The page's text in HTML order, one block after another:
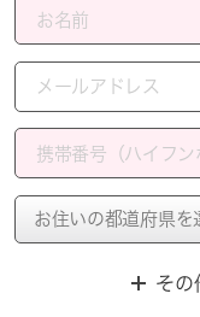
その